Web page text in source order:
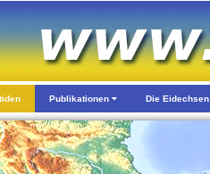
Publikationen Die Eidechsen